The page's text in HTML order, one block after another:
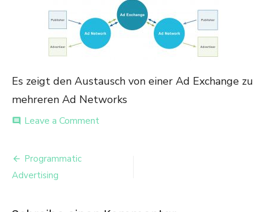
Es zeigt den Austausch von einer Ad Exchange zu
mehreren Ad Networks
comment Leave a Commenton
Beitrags-
Navigation
Programmatic
Advertising